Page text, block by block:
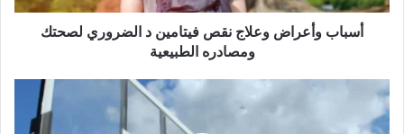
ومصادره
الطبيعيةأسباب وأعراض وعلاج نقص فيتامين د الضروري لصحتك
ومصادره الطبيعية
رياضة
كرة
السلة